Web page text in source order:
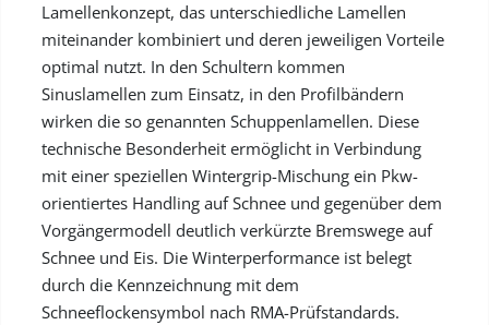
Lamellenkonzept, das unterschiedliche Lamellen
miteinander kombiniert und deren jeweiligen Vorteile
optimal nutzt. In den Schultern kommen
Sinuslamellen zum Einsatz, in den Profilbändern
wirken die so genannten Schuppenlamellen. Diese
technische Besonderheit ermöglicht in Verbindung
mit einer speziellen Wintergrip-Mischung ein Pkw-
orientiertes Handling auf Schnee und gegenüber dem
Vorgängermodell deutlich verkürzte Bremswege auf
Schnee und Eis. Die Winterperformance ist belegt
durch die Kennzeichnung mit dem
Schneeflockensymbol nach RMA-Prüfstandards.